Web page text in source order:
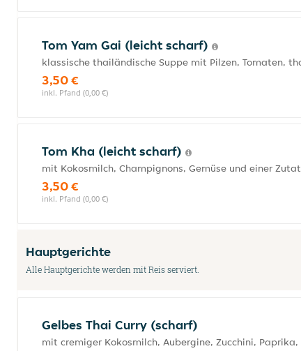
Tom Yam Gai (leicht scharf)
klassische thailändische Suppe mit Pilzen, Tomaten,
3,50 €
inkl. Pfand (0,00 €)
Tom Kha (leicht scharf)
mit Kokosmilch, Champignons, Gemüse und einer
3,50 €
inkl. Pfand (0,00 €)
Hauptgerichte
Alle Hauptgerichte werden mit Reis serviert.
Gelbes Thai Curry (scharf)
mit cremiger Kokosmilch, Aubergine, Zucchini,